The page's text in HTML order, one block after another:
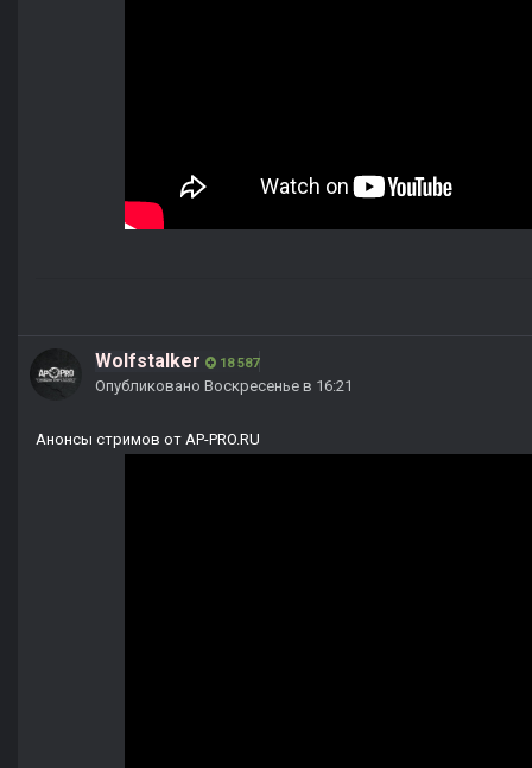
Wolfstalker 18 587
Опубликовано Воскресенье в 16:21
Анонсы стримов от AP-PRO.RU